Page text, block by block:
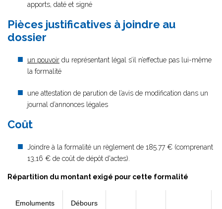
apports, daté et signé
Pièces justificatives à joindre au
dossier
un pouvoir du représentant légal s’il n’effectue pas lui-même
la formalité
une attestation de parution de l’avis de modification dans un
journal d’annonces légales
Coût
Joindre à la formalité un règlement de 185.77 € (comprenant
13,16 € de coût de dépôt d'actes).
Répartition du montant exigé pour cette formalité
Emoluments
Débours